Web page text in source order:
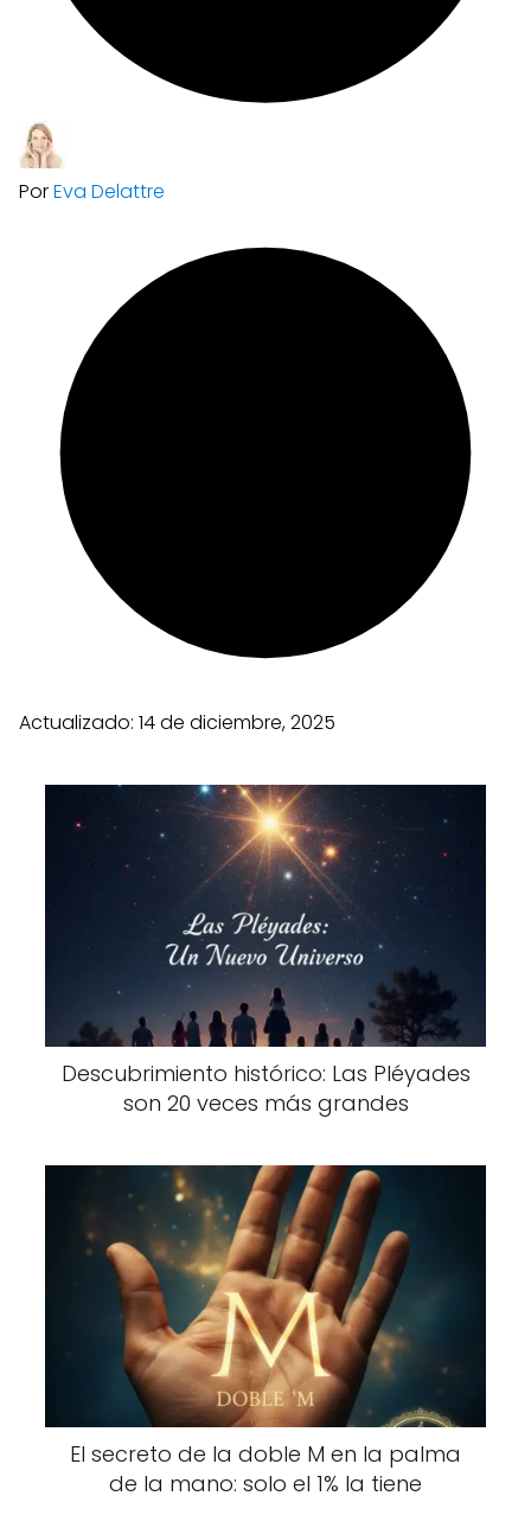
PorEva Delattre
Actualizado: 14 de diciembre, 2025
Descubrimiento histórico: Las Pléyades
son 20 veces más grandes
El secreto de la doble M en la palma
de la mano: solo el 1% la tiene